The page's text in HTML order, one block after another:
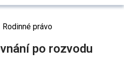
Rodinné právo
po rozvodu